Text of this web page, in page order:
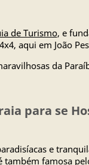
de Turismo, e
aqui em João
da
para se
e
também famosa